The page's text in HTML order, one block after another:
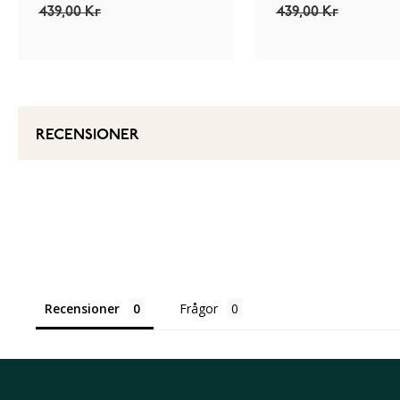
439,00 Kr 439,00 Kr
RECENSIONER
Recensioner Frågor